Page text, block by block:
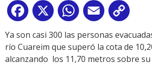
Facebook
X WhatsApp
Email
Link
Ya son casi 300 las personas
río Cuareim que superó la cota de
alcanzando los 11,70 metros sobre su